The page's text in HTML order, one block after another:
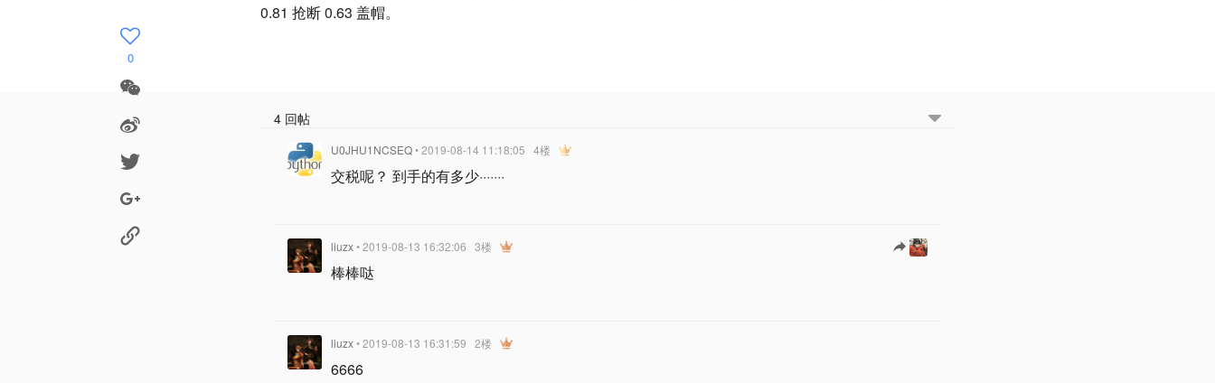
0.81 抢断 0.63 盖帽。
4 回帖
U0JHU1NCSEQ• 2019-08-14 11:18:05 4楼
交税呢？ 到手的有多少·······
liuzx• 2019-08-13 16:32:06 3楼
棒棒哒
liuzx• 2019-08-13 16:31:59 2楼
6666
0